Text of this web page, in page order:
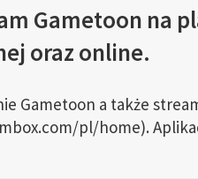
Gametoon na
oraz online.
Gametoon a także
pl/home).